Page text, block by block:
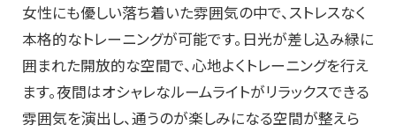
女性にも優しい落ち着いた雰囲気の中で、ストレスなく
本格的なトレーニングが可能です。日光が差し込み緑に
囲まれた開放的な空間で、心地よくトレーニングを行え
ます。夜間はオシャレなルームライトがリラックスできる
雰囲気を演出し、通うのが楽しみになる空間が整えら